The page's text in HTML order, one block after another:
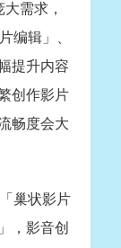
需求，
编辑」、
提升内容
创作影片
畅度会大
巢状影片
，影音创